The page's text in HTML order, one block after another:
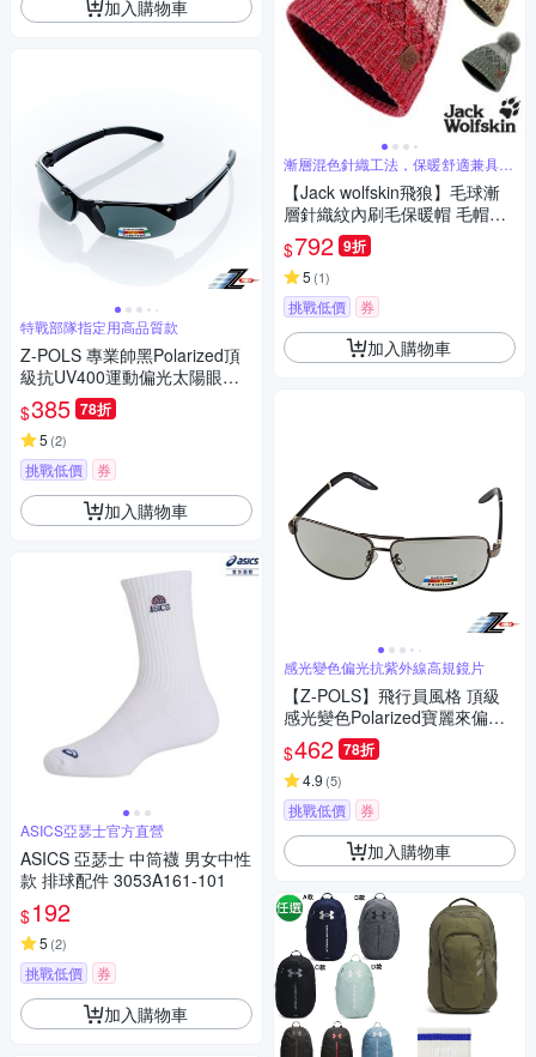
加入購物車
特戰部隊指定用高品質款
Z-POLS 專業帥黑Polarized頂
級抗UV400運動偏光太陽眼鏡
(釣魚、出遊等皆可用！)
$385 78折
5 (2)
挑戰低價 券
加入購物車
ASICS亞瑟士官方直營
ASICS 亞瑟士 中筒襪 男女中性
款 排球配件 3053A161-101
$192
5 (2)
挑戰低價 券
加入購物車
漸層混色針織工法，保暖舒適兼具時
尚品味
【Jack wolfskin飛狼】毛球漸
層針織紋內刷毛保暖帽 毛帽
『多色任選』
$792 9折
5 (1)
挑戰低價 券
加入購物車
感光變色偏光抗紫外線高規鏡片
【Z-POLS】飛行員風格 頂級
感光變色Polarized寶麗來偏光
抗UV400太陽眼鏡(經典皮革設
計)
$462 78折
4.9 (5)
挑戰低價 券
加入購物車